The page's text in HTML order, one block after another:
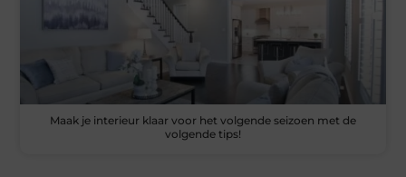
Maak je interieur klaar voor het volgende seizoen met de
volgende tips!